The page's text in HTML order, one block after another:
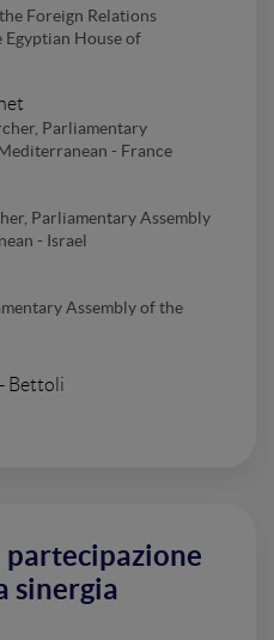
Foreign Relations
Egyptian House of
Parliamentary
- France
Parliamentary Assembly
- Israel
Assembly of the
Bettoli
partecipazione
sinergia